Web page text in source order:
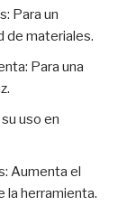
Para un
de materiales.
Para una
uso en
Aumenta el
la herramienta.